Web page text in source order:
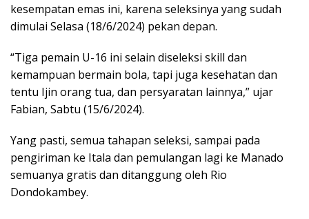
kesempatan emas ini, karena seleksinya yang sudah
dimulai Selasa (18/6/2024) pekan depan.
“Tiga pemain U-16 ini selain diseleksi skill dan
kemampuan bermain bola, tapi juga kesehatan dan
tentu Ijin orang tua, dan persyaratan lainnya,” ujar
Fabian, Sabtu (15/6/2024).
Yang pasti, semua tahapan seleksi, sampai pada
pengiriman ke Itala dan pemulangan lagi ke Manado
semuanya gratis dan ditanggung oleh Rio
Dondokambey.